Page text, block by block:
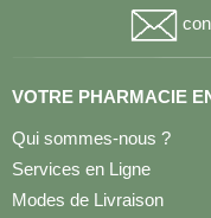
VOTRE PHARMACIE
Qui sommes-nous ?
Services en Ligne
Modes de Livraison